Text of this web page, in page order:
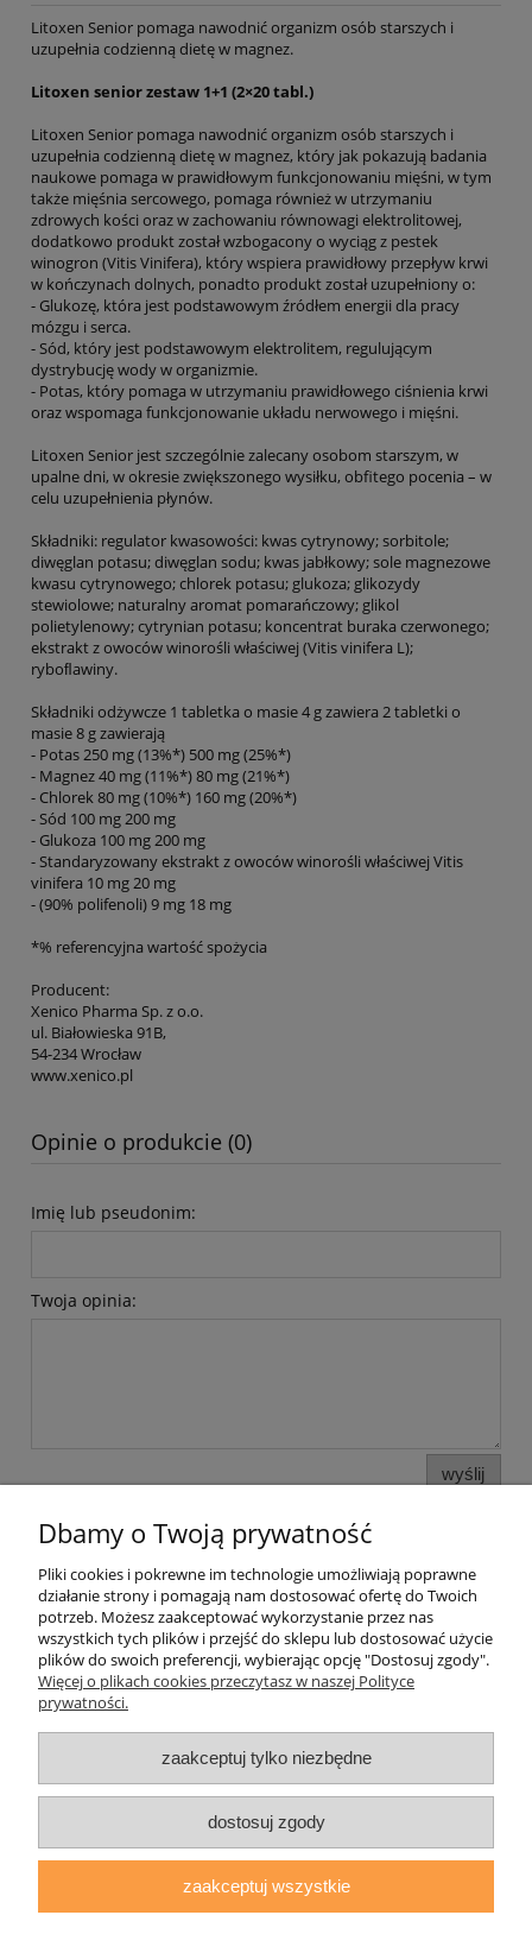
Litoxen Senior pomaga nawodnić organizm osób starszych i
uzupełnia codzienną dietę w magnez.
Litoxen senior zestaw 1+1 (2×20 tabl.)
Litoxen Senior pomaga nawodnić organizm osób starszych i
uzupełnia codzienną dietę w magnez, który jak pokazują badania
naukowe pomaga w prawidłowym funkcjonowaniu mięśni, w tym
także mięśnia sercowego, pomaga również w utrzymaniu
zdrowych kości oraz w zachowaniu równowagi elektrolitowej,
dodatkowo produkt został wzbogacony o wyciąg z pestek
winogron (Vitis Vinifera), który wspiera prawidłowy przepływ krwi
w kończynach dolnych, ponadto produkt został uzupełniony o:
- Glukozę, która jest podstawowym źródłem energii dla pracy
mózgu i serca.
- Sód, który jest podstawowym elektrolitem, regulującym
dystrybucję wody w organizmie.
- Potas, który pomaga w utrzymaniu prawidłowego ciśnienia krwi
oraz wspomaga funkcjonowanie układu nerwowego i mięśni.
Litoxen Senior jest szczególnie zalecany osobom starszym, w
upalne dni, w okresie zwiększonego wysiłku, obfitego pocenia – w
celu uzupełnienia płynów.
Składniki: regulator kwasowości: kwas cytrynowy; sorbitole;
diwęglan potasu; diwęglan sodu; kwas jabłkowy; sole magnezowe
kwasu cytrynowego; chlorek potasu; glukoza; glikozydy
stewiolowe; naturalny aromat pomarańczowy; glikol
polietylenowy; cytrynian potasu; koncentrat buraka czerwonego;
ekstrakt z owoców winorośli właściwej (Vitis vinifera L);
ryboﬂawiny.
Składniki odżywcze 1 tabletka o masie 4 g zawiera 2 tabletki o
masie 8 g zawierają
- Potas 250 mg (13%*) 500 mg (25%*)
- Magnez 40 mg (11%*) 80 mg (21%*)
- Chlorek 80 mg (10%*) 160 mg (20%*)
- Sód 100 mg 200 mg
- Glukoza 100 mg 200 mg
- Standaryzowany ekstrakt z owoców winorośli właściwej Vitis
vinifera 10 mg 20 mg
- (90% polifenoli) 9 mg 18 mg
*% referencyjna wartość spożycia
Producent:
Xenico Pharma Sp. z o.o.
ul. Białowieska 91B,
54-234 Wrocław
www.xenico.pl
Opinie o produkcie (0)
Imię lub pseudonim:
Twoja opinia:
wyślij
Pomoc
Moje konto
Informacje
O nas
ul. Grodzka Nr 23, 67-200 Głogów | woj. dolnośląskie
| tel.: 513093168 | email:sklep@daryziol.pl| NIP: 6921579498 |
Dbamy o Twoją prywatność
Pliki cookies i pokrewne im technologie umożliwiają poprawne
działanie strony i pomagają nam dostosować ofertę do Twoich
potrzeb. Możesz zaakceptować wykorzystanie przez nas
wszystkich tych plików i przejść do sklepu lub dostosować użycie
plików do swoich preferencji, wybierając opcję "Dostosuj zgody".
Więcej o plikach cookies przeczytasz w naszej Polityce
prywatności.
zaakceptuj tylko niezbędne
dostosuj zgody
zaakceptuj wszystkie